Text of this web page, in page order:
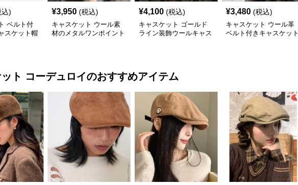
)
ベルト付
スケット帽
¥3,950 (税込)
キャスケット ウール素
材のメタルワンポイント
¥4,100 (税込)
キャスケット ゴールド
ライン装飾ウールキャス
¥3,480 (税込)
キャスケット ウール革
ベルト付きキャスケット
ト コーデュロイのおすすめアイテム